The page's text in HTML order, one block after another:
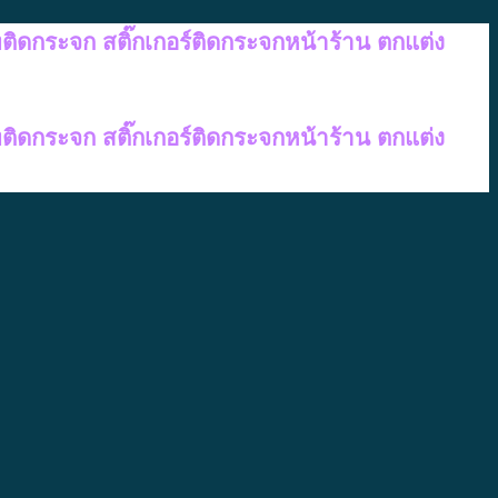
ดกระจก สติ๊กเกอร์ติดกระจกหน้าร้าน ตกแต่ง
ดกระจก สติ๊กเกอร์ติดกระจกหน้าร้าน ตกแต่ง